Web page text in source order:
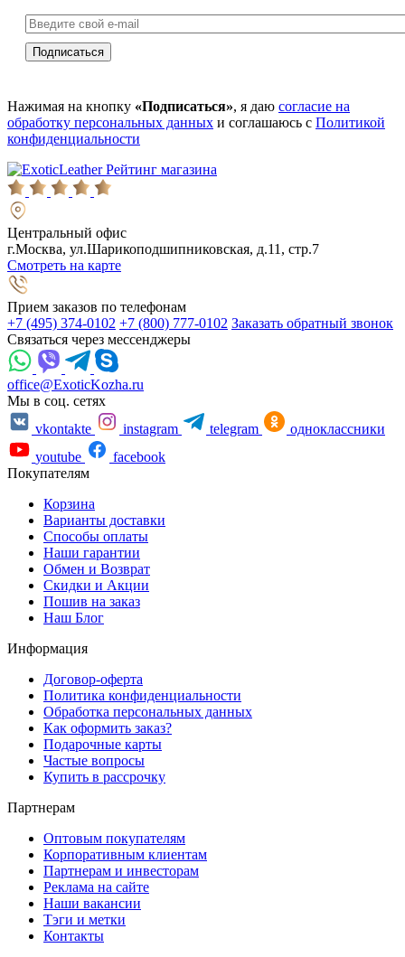
Нажимая на кнопку «Подписаться», я даю согласие на
обработку персональных данных и соглашаюсь с Политикой
конфиденциальности
Рейтинг магазина
Центральный офис
г.Москва, ул.Шарикоподшипниковская, д.11, стр.7
Смотреть на карте
Прием заказов по телефонам
+7 (495) 374-0102 +7 (800) 777-0102 Заказать обратный звонок
Связаться через мессенджеры
office@ExoticKozha.ru
Мы в соц. сетях
vkontakte
instagram telegram
одноклассники
youtube
facebook
Покупателям
Корзина
Варианты доставки
Способы оплаты
Наши гарантии
Обмен и Возврат
Скидки и Акции
Пошив на заказ
Наш Блог
Информация
Договор-оферта
Политика конфиденциальности
Обработка персональных данных
Как оформить заказ?
Подарочные карты
Частые вопросы
Купить в рассрочку
Партнерам
Оптовым покупателям
Корпоративным клиентам
Партнерам и инвесторам
Реклама на сайте
Наши вакансии
Тэги и метки
Контакты